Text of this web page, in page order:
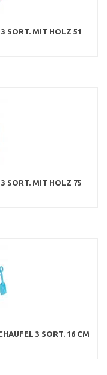
SORT. MIT HOLZ 51
SORT. MIT HOLZ 75
3 SORT. 16 CM